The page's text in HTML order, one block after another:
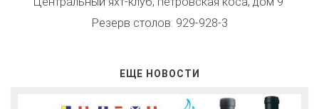
Резерв столов: 929-928-3
ЕЩЕ НОВОСТИ